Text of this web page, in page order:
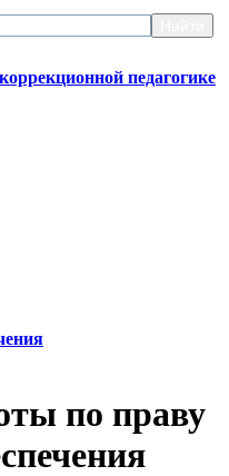
педагогике
по праву